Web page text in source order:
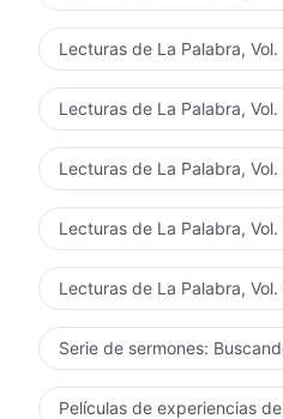
¡Dios atiende a las voces
que derrama amor y
En este día, mientras
Dios viene a caminar por
¡En este momento, las
los pájaros cantan, toda
¡Los pájaros cantan, toda
En el sonido del saludo
Lecturas de La Palabra,
Lecturas de La Palabra,
Lecturas de La Palabra,
Lecturas de La Palabra,
Lecturas de La Palabra,
Serie de sermones:
Películas de experiencias